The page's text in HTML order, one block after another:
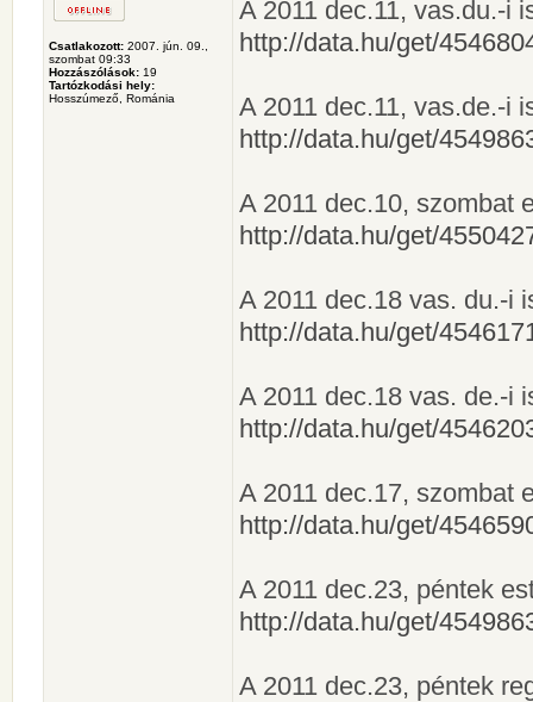
Csatlakozott: 2007. jún. 09.,
szombat 09:33
Hozzászólások: 19
Tartózkodási hely:
Hosszúmező, Románia
A 2011 dec.11, vas.du.-i
http://data.hu/get/
A 2011 dec.11, vas.de.-i
http://data.hu/get/
A 2011 dec.10, szombat
http://data.hu/get/
A 2011 dec.18 vas. du.-i
http://data.hu/get/
A 2011 dec.18 vas. de.-i
http://data.hu/get/
A 2011 dec.17, szombat
http://data.hu/get/
A 2011 dec.23, péntek
http://data.hu/get/
A 2011 dec.23, péntek